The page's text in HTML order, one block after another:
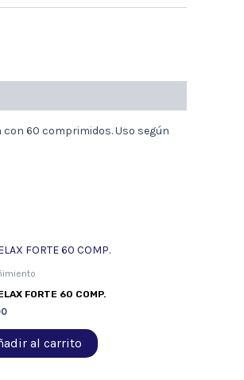
60 comprimidos. Uso según
FORTE 60 COMP.
al carrito